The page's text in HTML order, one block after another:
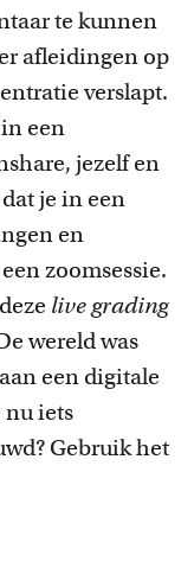
te kunnen
afleidingen op
verslapt.
een
jezelf en
je in een
en
zoomsessie.
live grading
wereld was
een digitale
nu iets
Gebruik het